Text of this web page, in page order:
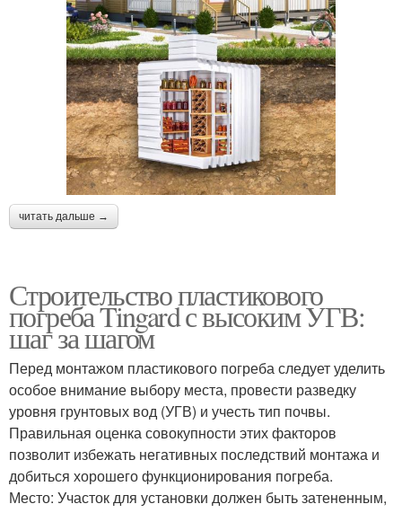
читать дальше →
Строительство пластикового
погреба Tingard с высоким УГВ:
шаг за шагом
Перед монтажом пластикового погреба следует уделить
особое внимание выбору места, провести разведку
уровня грунтовых вод (УГВ) и учесть тип почвы.
Правильная оценка совокупности этих факторов
позволит избежать негативных последствий монтажа и
добиться хорошего функционирования погреба.
Место: Участок для установки должен быть затененным,